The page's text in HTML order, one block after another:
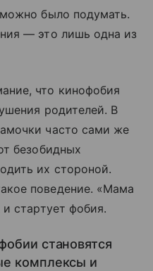
было подумать.
— это лишь одна из
что кинофобия
родителей. В
часто сами же
безобидных
их стороной.
поведение. «Мама
стартует фобия.
становятся
комплексы и